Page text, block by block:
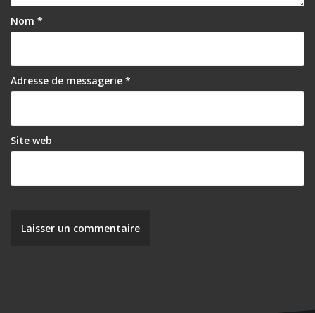
l
’
a
r
i
c
l
Nom *
Adresse de messagerie *
Site web